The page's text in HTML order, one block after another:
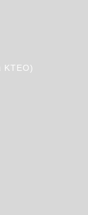
ΚΤΕΟ)